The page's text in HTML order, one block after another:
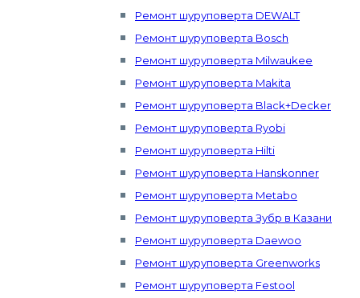
Ремонт шуруповерта DEWALT
Ремонт шуруповерта Bosch
Ремонт шуруповерта Milwaukee
Ремонт шуруповерта Makita
Ремонт шуруповерта Black+Decker
Ремонт шуруповерта Ryobi
Ремонт шуруповерта Hilti
Ремонт шуруповерта Hanskonner
Ремонт шуруповерта Metabo
Ремонт шуруповерта Зубр в Казани
Ремонт шуруповерта Daewoo
Ремонт шуруповерта Greenworks
Ремонт шуруповерта Festool